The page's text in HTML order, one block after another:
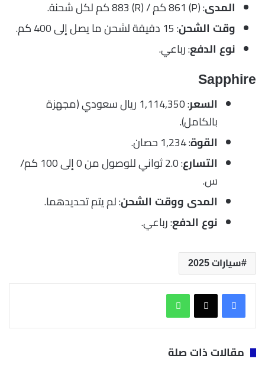
المدى: (P) 861 كم / (R) 883 كم لكل شحنة.
وقت الشحن: 15 دقيقة لشحن ما يصل إلى 400 كم.
نوع الدفع: رباعي.
Sapphire
السعر
: 1,114,350 ريال سعودي (مجهزة
بالكامل).
القوة: 1,234 حصان.
التسارع
: 2.0 ثواني للوصول من 0 إلى 100 كم/
س.
المدى ووقت الشحن: لم يتم تحديدهما.
نوع الدفع: رباعي.
سيارات 2025
مقالات ذات صلة